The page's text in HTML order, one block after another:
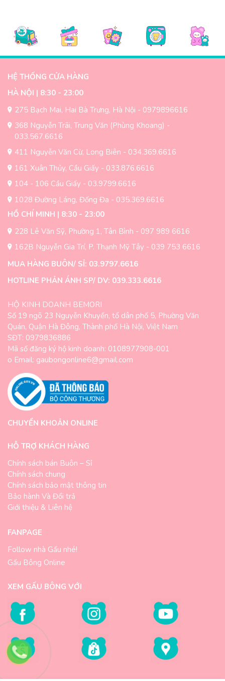
HỆ THỐNG CỬA HÀNG
HÀ NỘI | 8:30 - 23:00
275 Bạch Mai, Hai Bà Trưng, Hà Nội - 0979896616
368 Nguyễn Trãi, Trung Văn (Phùng Khoang) -
033.567.6616
411 Nguyễn Văn Cừ, Long Biên - 034.369.6616
161 Xuân Thủy, Cầu Giấy - 033.876.6616
104 - 106 Cầu Giấy - 03.9799.6616
1028 Đường Láng, Đống Đa - 035.369.6616
HỒ CHÍ MINH | 8:30 - 23:00
228 Lê Văn Sỹ, Phường 1, Tân Bình - 097 989 6616
162B Nguyễn Gia Trí, P. Thạnh Mỹ Tây - 039 753 6616
MUA HÀNG BUÔN/ SỈ: 03.9797.6616
HOTLINE PHẢN ÁNH SP/ DV: 039.333.6616
HỘ KINH DOANH BEMORI
Số 19 ngõ 23 Nguyễn Khuyến, tổ dân phố 5, Phường Văn
Quán, Quận Hà Đông, Thành phố Hà Nội, Việt Nam
SĐT: 0979836886
Mã số đăng ký hộ kinh doanh: 0108977908-001
o Email: gaubongonline6@gmail.com
CHUYỂN KHOẢN ONLINE
HỖ TRỢ KHÁCH HÀNG
Chính sách bán Buôn – Sỉ
Chính sách chung
Chính sách bảo mật thông tin
Bảo hành Và Đổi trả
Giới thiệu & Liên hệ
FANPAGE
Follow nhà Gấu nhé!
Gấu Bông Online
XEM GẤU BÔNG VỚI